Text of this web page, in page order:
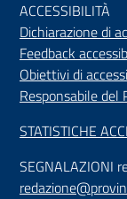
ACCESSIBILITÀ
Dichiarazione di
Feedback
Obiettivi di
Responsabile del
STATISTICHE
SEGNALAZIONI